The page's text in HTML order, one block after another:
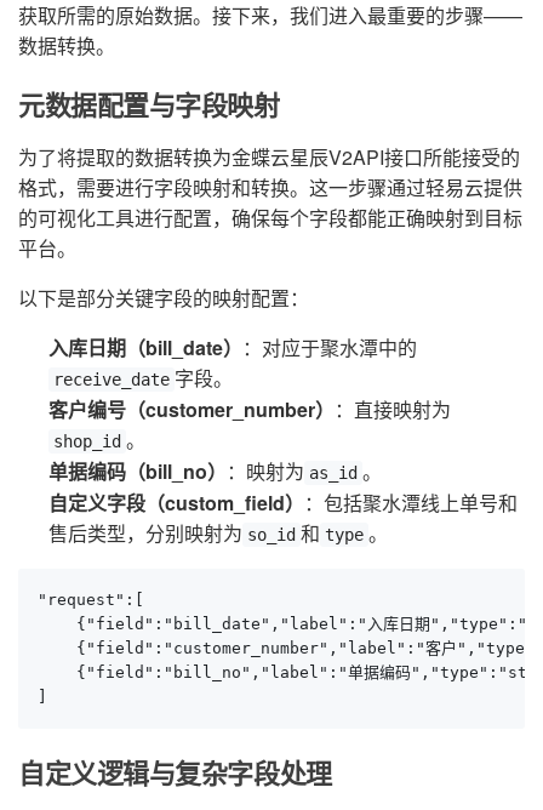
获取所需的原始数据。接下来，我们进入最重要的步骤——
数据转换。
元数据配置与字段映射
为了将提取的数据转换为金蝶云星辰V2API接口所能接受的
格式，需要进行字段映射和转换。这一步骤通过轻易云提供
的可视化工具进行配置，确保每个字段都能正确映射到目标
平台。
以下是部分关键字段的映射配置：
入库日期（bill_date） ：对应于聚水潭中的
receive_date 字段。
客户编号（customer_number） ：直接映射为
shop_id 。
单据编码（bill_no） ：映射为 as_id 。
自定义字段（custom_field） ：包括聚水潭线上单号和
售后类型，分别映射为 so_id 和 type 。
"request":[
{"field":"bill_date","label":"入库日期
{"field":"customer_number","label":"客户
{"field":"bill_no","label":"单据编码
自定义逻辑与复杂字段处理